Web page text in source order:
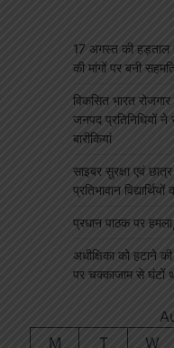
17 अगस्त की हड़ताल
की मांगों पर बनी
विकसित भारत
जनपद प्रतिनिधियों ने
बारीकियां
साइबर सुरक्षा एवं
प्रतिभावान
प्रधान पाठक पर
अधीक्षिका को हटाने
पर चक्काजाम से घंटों
M
T W